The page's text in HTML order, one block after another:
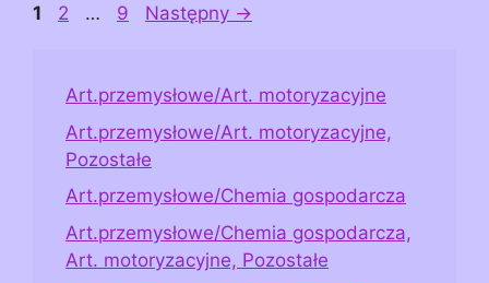
Page
1 Page
2 … Page
9 Następny →
Art.przemysłowe/Art. motoryzacyjne
Art.przemysłowe/Art. motoryzacyjne,
Pozostałe
Art.przemysłowe/Chemia gospodarcza
Art.przemysłowe/Chemia gospodarcza,
Art. motoryzacyjne, Pozostałe